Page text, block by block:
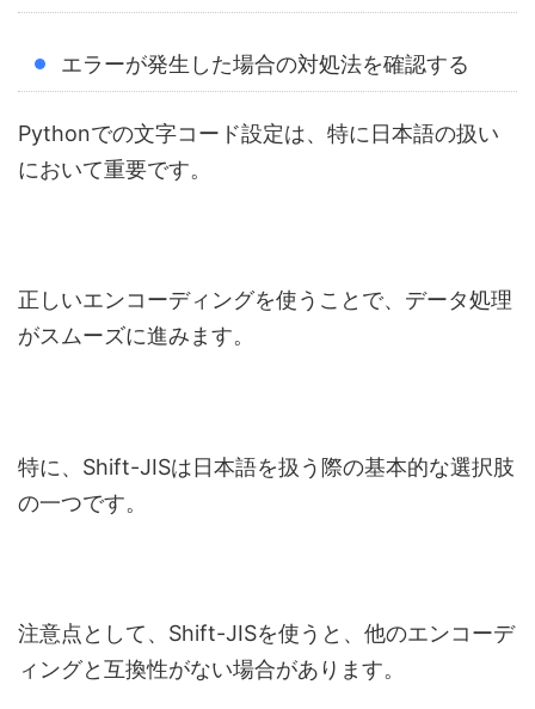
エラーが発生した場合の対処法を確認する
Pythonでの文字コード設定は、特に日本語の扱い
において重要です。
正しいエンコーディングを使うことで、データ処理
がスムーズに進みます。
特に、Shift-JISは日本語を扱う際の基本的な選択肢
の一つです。
注意点として、Shift-JISを使うと、他のエンコーデ
ィングと互換性がない場合があります。